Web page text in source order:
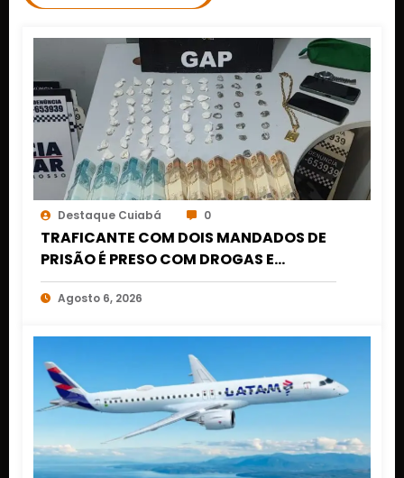
Destaque Cuiabá 0
TRAFICANTE COM DOIS MANDADOS DE
PRISÃO É PRESO COM DROGAS E
DINHEIRO NO 1º DE MARÇO EM CUIABÁ
Agosto 6, 2026